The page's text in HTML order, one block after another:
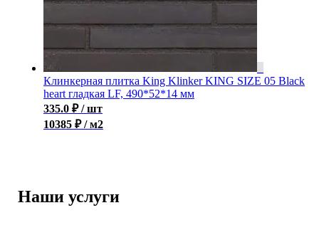
Клинкерная плитка King Klinker KING SIZE 05 Black
heart гладкая LF, 490*52*14 мм
335.0 ₽ / шт
10385 ₽ / м2
Наши услуги